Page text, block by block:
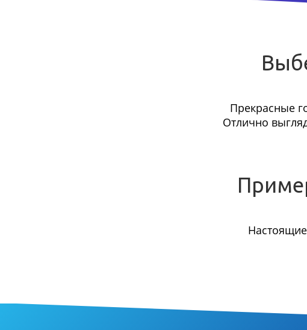
Прекрасные
Отлично